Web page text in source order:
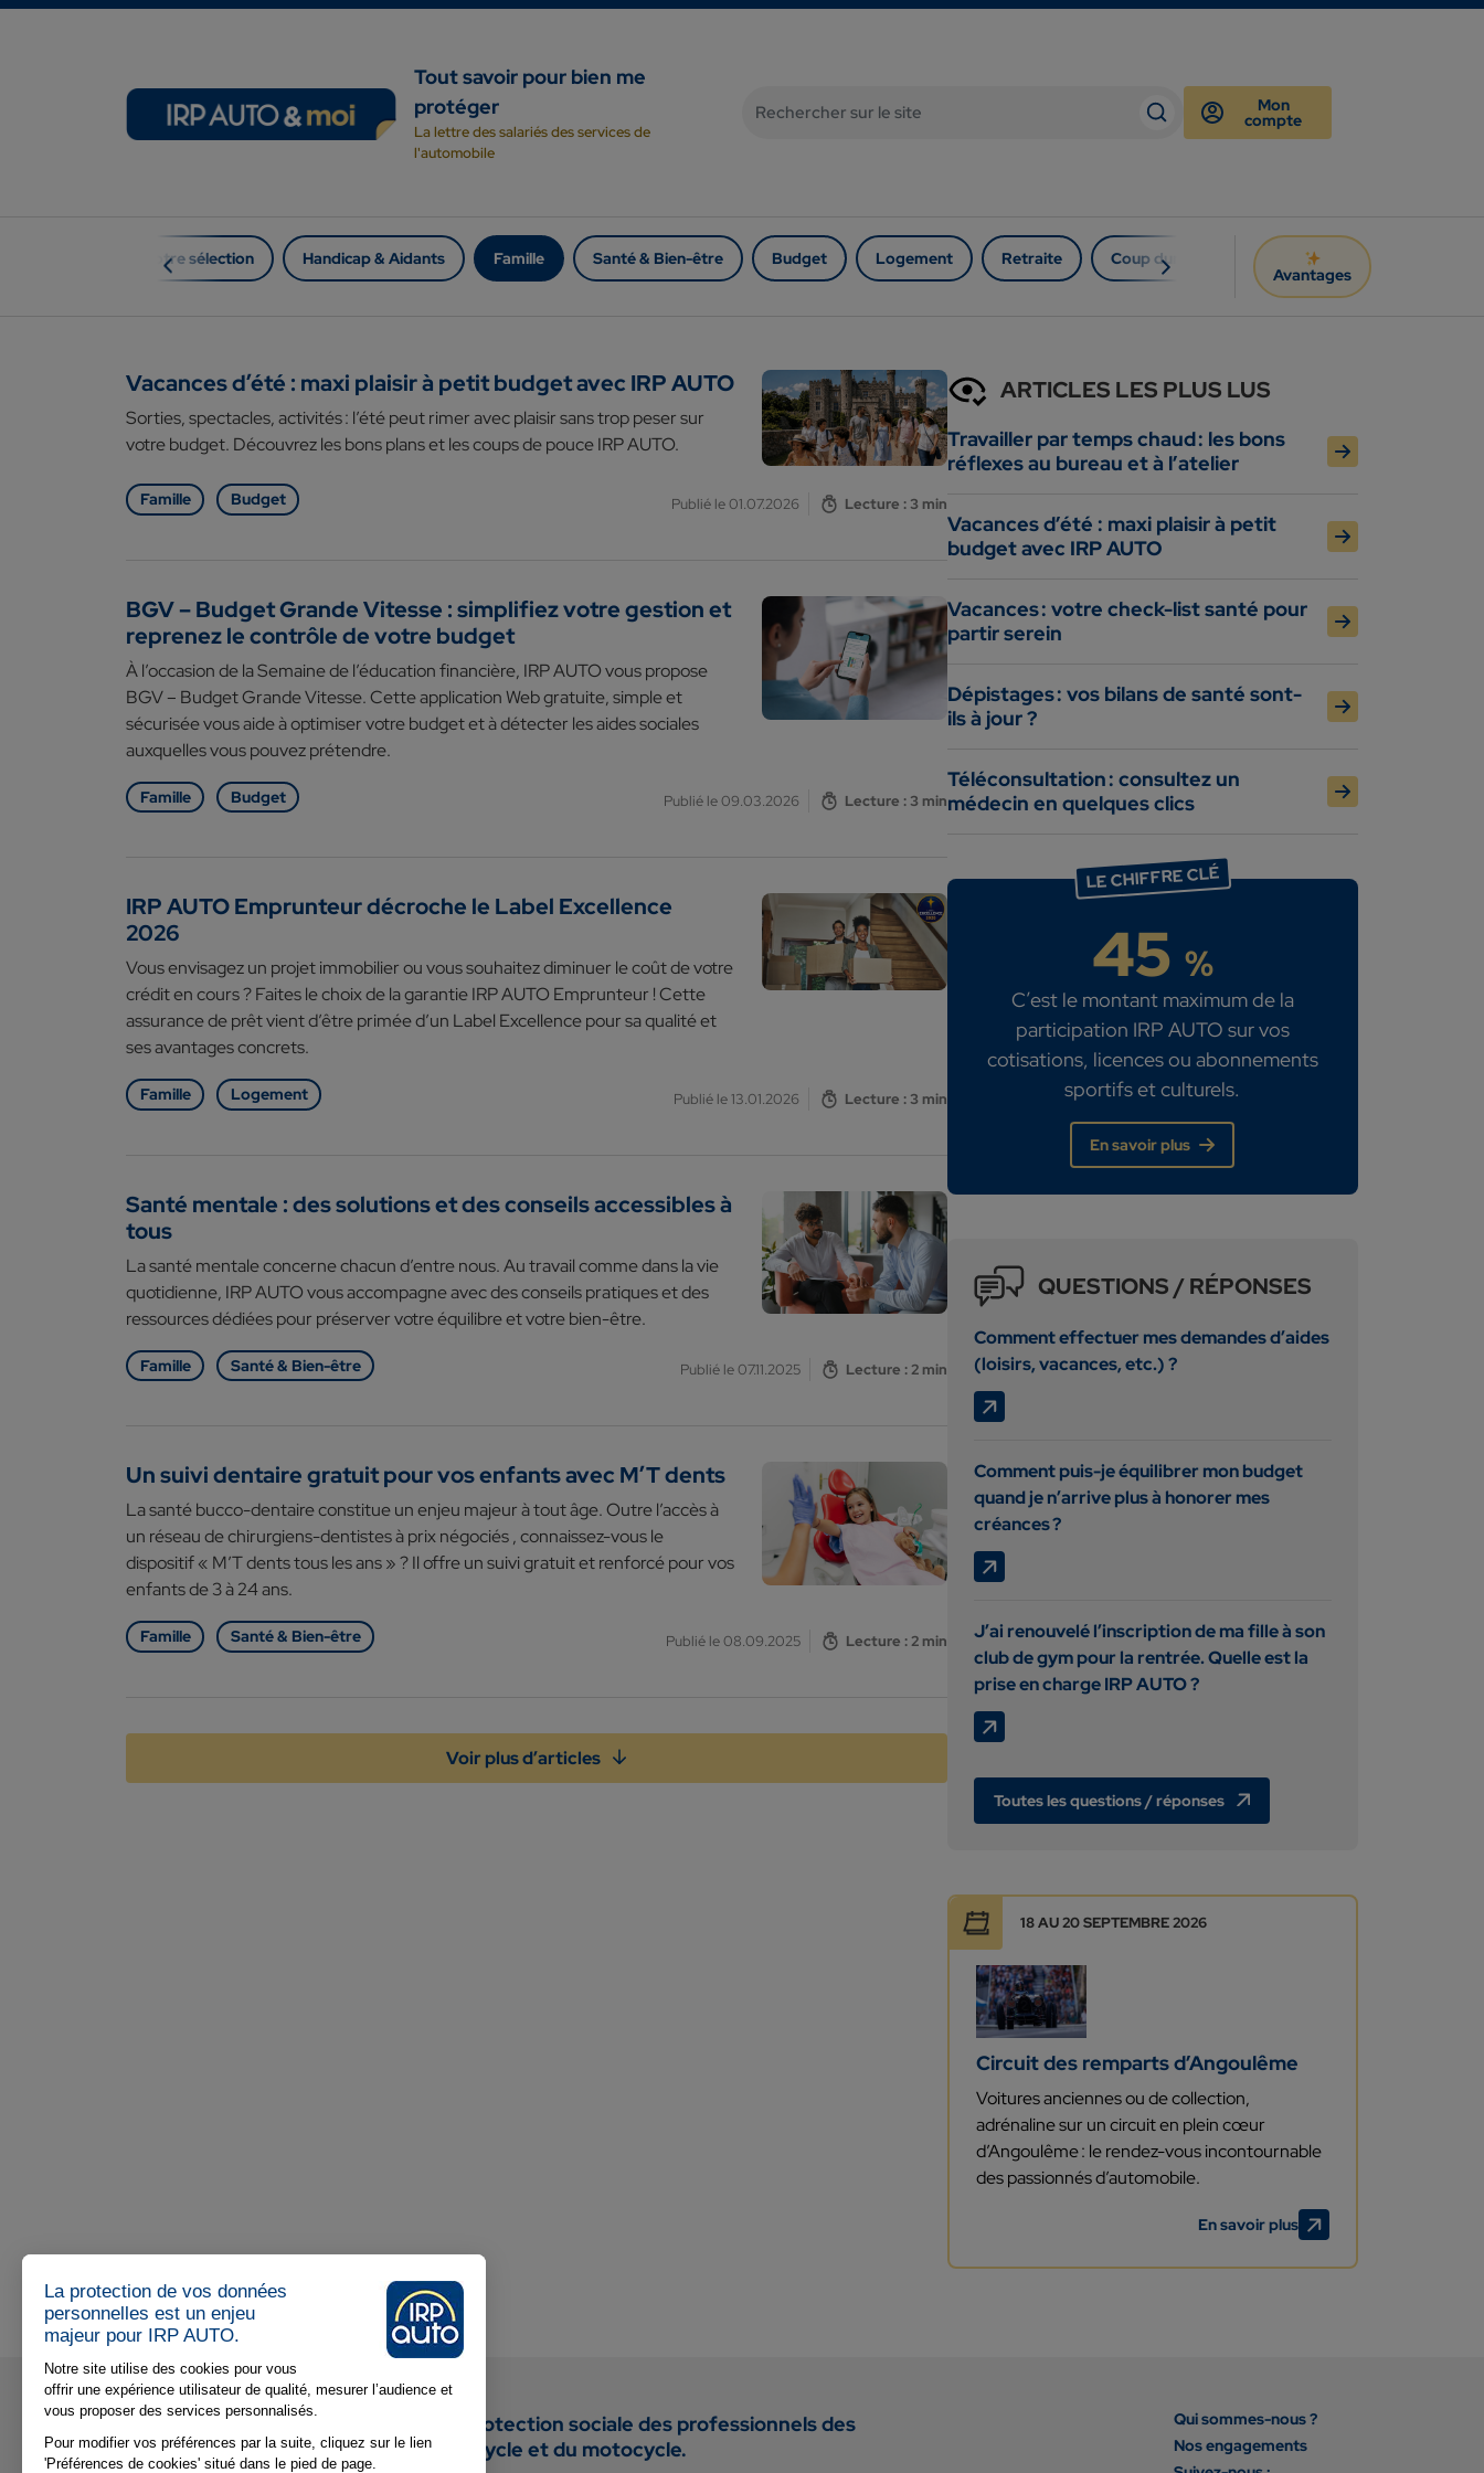
La protection de vos données
personnelles est un enjeu
majeur pour IRP AUTO.
Notre site utilise des cookies pour vous
offrir une expérience utilisateur de qualité, mesurer l’audience et
vous proposer des services personnalisés.
Pour modifier vos préférences par la suite, cliquez sur le lien
'Préférences de cookies' situé dans le pied de page.
Navigation principale
Tout savoir pour bien me
protéger
La lettre des salariés des services de
l'automobile
Mon
compte
Notre sélection Handicap & Aidants Famille Santé & Bien-être Budget Logement Retraite
Coup dur
Avantages
Vacances d’été : maxi plaisir à petit budget avec IRP AUTO
Sorties, spectacles, activités : l’été peut rimer avec plaisir sans trop peser sur
votre budget. Découvrez les bons plans et les coups de pouce IRP AUTO.
Famille Budget Publié le 01.07.2026 Lecture : 3 min
BGV – Budget Grande Vitesse : simplifiez votre gestion et
reprenez le contrôle de votre budget
À l’occasion de la Semaine de l’éducation financière, IRP AUTO vous propose
BGV – Budget Grande Vitesse. Cette application Web gratuite, simple et
sécurisée vous aide à optimiser votre budget et à détecter les aides sociales
auxquelles vous pouvez prétendre.
Famille Budget Publié le 09.03.2026 Lecture : 3 min
IRP AUTO Emprunteur décroche le Label Excellence
2026
Vous envisagez un projet immobilier ou vous souhaitez diminuer le coût de votre
crédit en cours ? Faites le choix de la garantie IRP AUTO Emprunteur ! Cette
assurance de prêt vient d’être primée d’un Label Excellence pour sa qualité et
ses avantages concrets.
Famille Logement Publié le 13.01.2026 Lecture : 3 min
Santé mentale : des solutions et des conseils accessibles à
tous
La santé mentale concerne chacun d’entre nous. Au travail comme dans la vie
quotidienne, IRP AUTO vous accompagne avec des conseils pratiques et des
ressources dédiées pour préserver votre équilibre et votre bien-être.
Famille Santé & Bien-être Publié le 07.11.2025 Lecture : 2 min
Un suivi dentaire gratuit pour vos enfants avec M’T dents
La santé bucco-dentaire constitue un enjeu majeur à tout âge. Outre l’accès à
un réseau de chirurgiens-dentistes à prix négociés , connaissez-vous le
dispositif « M’T dents tous les ans » ? Il offre un suivi gratuit et renforcé pour vos
enfants de 3 à 24 ans.
Famille Santé & Bien-être Publié le 08.09.2025 Lecture : 2 min
Voir plus d’articles
ARTICLES LES PLUS LUS
Travailler par temps chaud : les bons
réflexes au bureau et à l’atelier
Vacances d’été : maxi plaisir à petit
budget avec IRP AUTO
Vacances : votre check-list santé pour
partir serein
Dépistages : vos bilans de santé sont-
ils à jour ?
Téléconsultation : consultez un
médecin en quelques clics
LE CHIFFRE CLÉ
45 %
C’est le montant maximum de la
participation IRP AUTO sur vos
cotisations, licences ou abonnements
sportifs et culturels.
En savoir plus
QUESTIONS / RÉPONSES
Comment effectuer mes demandes d’aides
(loisirs, vacances, etc.) ?
Comment puis-je équilibrer mon budget
quand je n’arrive plus à honorer mes
créances ?
J’ai renouvelé l’inscription de ma fille à son
club de gym pour la rentrée. Quelle est la
prise en charge IRP AUTO ?
Toutes les questions / réponses
18 AU 20 SEPTEMBRE 2026
Circuit des remparts d’Angoulême
Voituresanciennes ou de collection,
adrénalinesur un circuiten plein cœur
d’Angoulême : le rendez-vous incontournable
des passionnés d’automobile.
En savoir plus
IRP AUTO est le groupe de protection sociale des professionnels des
services de l’automobile, du cycle et du motocycle.
Qui sommes-nous ?
Nos engagements